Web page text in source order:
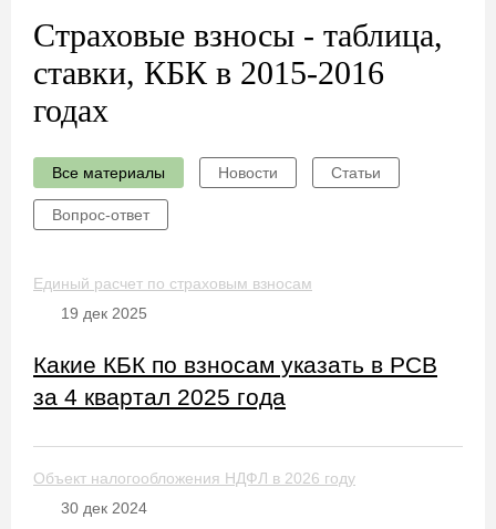
Страховые взносы - таблица,
ставки, КБК в 2015-2016
годах
Все материалы Новости Статьи
Вопрос-ответ
Единый расчет по страховым взносам
19 дек 2025
Какие КБК по взносам указать в РСВ
за 4 квартал 2025 года
Объект налогообложения НДФЛ в 2026 году
30 дек 2024